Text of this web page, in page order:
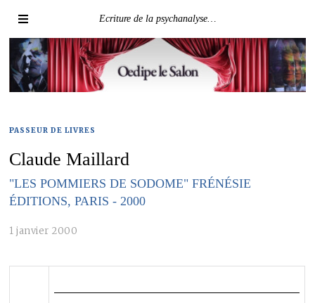
Ecriture de la psychanalyse…
PASSEUR DE LIVRES
Claude Maillard
"LES POMMIERS DE SODOME" FRÉNÉSIE
ÉDITIONS, PARIS - 2000
1 janvier 2000